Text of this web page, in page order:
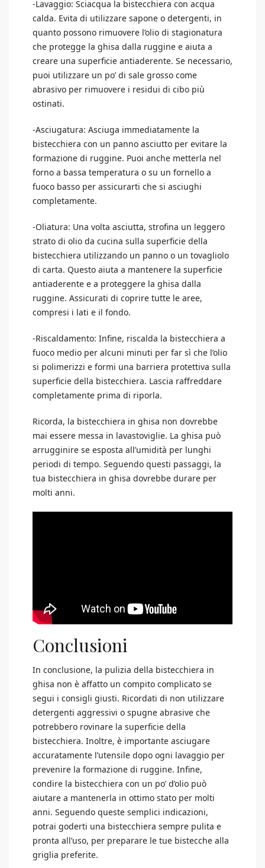
-Lavaggio: Sciacqua la bistecchiera con acqua
calda. Evita di utilizzare sapone o detergenti, in
quanto possono rimuovere l’olio di stagionatura
che protegge la ghisa dalla ruggine e aiuta a
creare una superficie antiaderente. Se necessario,
puoi utilizzare un po’ di sale grosso come
abrasivo per rimuovere i residui di cibo più
ostinati.
-Asciugatura: Asciuga immediatamente la
bistecchiera con un panno asciutto per evitare la
formazione di ruggine. Puoi anche metterla nel
forno a bassa temperatura o su un fornello a
fuoco basso per assicurarti che si asciughi
completamente.
-Oliatura: Una volta asciutta, strofina un leggero
strato di olio da cucina sulla superficie della
bistecchiera utilizzando un panno o un tovagliolo
di carta. Questo aiuta a mantenere la superficie
antiaderente e a proteggere la ghisa dalla
ruggine. Assicurati di coprire tutte le aree,
compresi i lati e il fondo.
-Riscaldamento: Infine, riscalda la bistecchiera a
fuoco medio per alcuni minuti per far sì che l’olio
si polimerizzi e formi una barriera protettiva sulla
superficie della bistecchiera. Lascia raffreddare
completamente prima di riporla.
Ricorda, la bistecchiera in ghisa non dovrebbe
mai essere messa in lavastoviglie. La ghisa può
arrugginire se esposta all’umidità per lunghi
periodi di tempo. Seguendo questi passaggi, la
tua bistecchiera in ghisa dovrebbe durare per
molti anni.
Conclusioni
In conclusione, la pulizia della bistecchiera in
ghisa non è affatto un compito complicato se
segui i consigli giusti. Ricordati di non utilizzare
detergenti aggressivi o spugne abrasive che
potrebbero rovinare la superficie della
bistecchiera. Inoltre, è importante asciugare
accuratamente l’utensile dopo ogni lavaggio per
prevenire la formazione di ruggine. Infine,
condire la bistecchiera con un po’ d’olio può
aiutare a mantenerla in ottimo stato per molti
anni. Seguendo queste semplici indicazioni,
potrai goderti una bistecchiera sempre pulita e
pronta all’uso, per preparare le tue bistecche alla
griglia preferite.